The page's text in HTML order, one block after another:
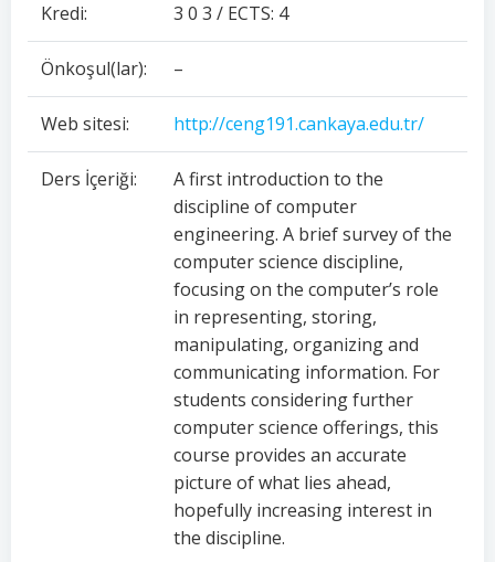
Kredi: 3 0 3 / ECTS: 4
Önkoşul(lar): –
Web sitesi: http://ceng191.cankaya.edu.tr/
Ders İçeriği:
A first introduction to the
discipline of computer
engineering. A brief survey of the
computer science discipline,
focusing on the computer’s role
in representing, storing,
manipulating, organizing and
communicating information. For
students considering further
computer science offerings, this
course provides an accurate
picture of what lies ahead,
hopefully increasing interest in
the discipline.